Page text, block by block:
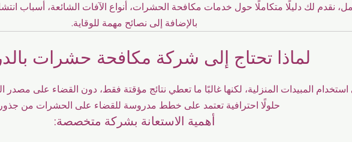
نقدم لك دليلًا متكاملًا حول خدمات مكافحة الحشرات، أنواع الآفات الشائعة، أسباب
بالإضافة إلى نصائح مهمة للوقاية.
لماذا تحتاج إلى شركة مكافحة حشرات
استخدام المبيدات المنزلية، لكنها غالبًا ما تعطي نتائج مؤقتة فقط، دون القضاء على
حلولًا احترافية تعتمد على خطط مدروسة للقضاء على الحشرات من
أهمية الاستعانة بشركة متخصصة: